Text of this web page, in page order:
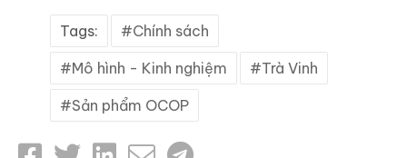
Tags: Chính sách
Mô hình - Kinh nghiệm Trà Vinh
Sản phẩm OCOP